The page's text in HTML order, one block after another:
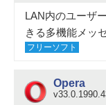
LAN内のユーザ
きる多機能メッ
フリーソフト
Opera